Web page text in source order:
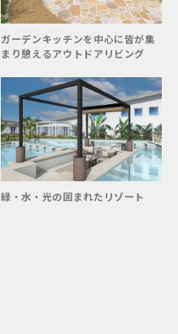
ガーデンキッチンを中心に皆が集
まり憩えるアウトドアリビング
緑・水・光の囲まれたリゾート